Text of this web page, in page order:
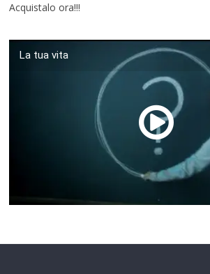
Acquistalo ora!!!
La tua vita